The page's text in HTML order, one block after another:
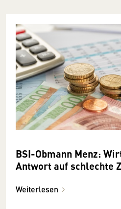
BSI-Obmann Menz:
Antwort auf schlechte
Weiterlesen